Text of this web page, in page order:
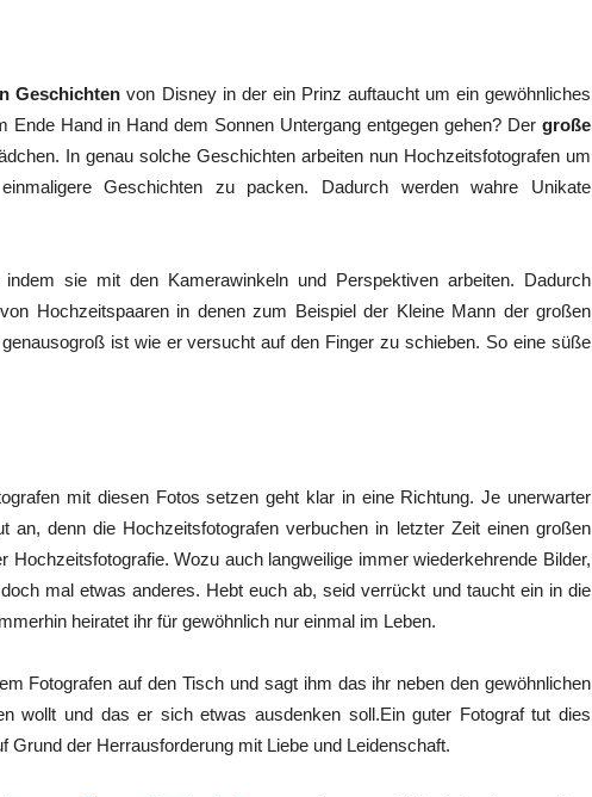
Geschichten von Disney in der ein Prinz auftaucht um ein gewöhnliches
Ende Hand in Hand dem Sonnen Untergang entgegen gehen? Der große
In genau solche Geschichten arbeiten nun Hochzeitsfotografen um
Geschichten zu packen. Dadurch werden wahre Unikate
indem sie mit den Kamerawinkeln und Perspektiven arbeiten. Dadurch
Hochzeitspaaren in denen zum Beispiel der Kleine Mann der großen
ist wie er versucht auf den Finger zu schieben. So eine süße
mit diesen Fotos setzen geht klar in eine Richtung. Je unerwarter
an, denn die Hochzeitsfotografen verbuchen in letzter Zeit einen großen
Hochzeitsfotografie. Wozu auch langweilige immer wiederkehrende Bilder,
mal etwas anderes. Hebt euch ab, seid verrückt und taucht ein in die
heiratet ihr für gewöhnlich nur einmal im Leben.
Fotografen auf den Tisch und sagt ihm das ihr neben den gewöhnlichen
wollt und das er sich etwas ausdenken soll.Ein guter Fotograf tut dies
Grund der Herrausforderung mit Liebe und Leidenschaft.